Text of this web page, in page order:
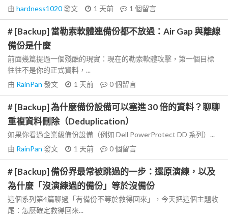
由 hardness1020發文 1 天前 1 個留言
# [Backup] 當勒索軟體連備份都不放過：Air Gap 與離線
備份是什麼
前面幾篇提過一個殘酷的現實：現在的勒索軟體攻擊，第一個目標
往往不是你的正式資料，...
由 RainPan 發文 1 天前 0個留言
# [Backup] 為什麼備份設備可以塞進 30 倍的資料？聊聊
重複資料刪除（Deduplication）
如果你看過企業級備份設備（例如 Dell PowerProtect DD 系列）...
由 RainPan 發文 1 天前 0個留言
# [Backup] 備份界最常被跳過的一步：還原演練，以及
為什麼「沒演練過的備份」等於沒備份
這個系列第4篇聊過「有備份不等於救得回來」，今天把這個主題收
尾：怎麼確定救得回來...